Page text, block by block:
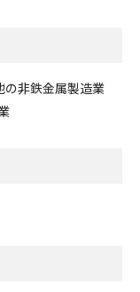
の非鉄金属製造業